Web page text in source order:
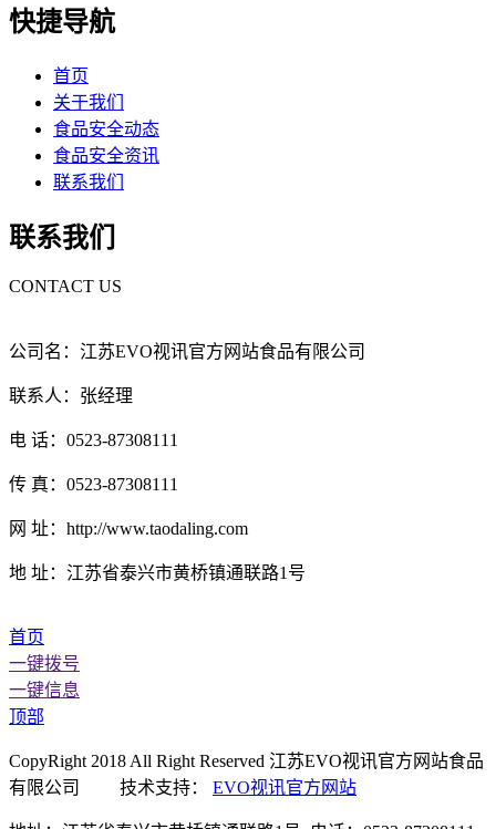
快捷导航
首页
关于我们
食品安全动态
食品安全资讯
联系我们
联系我们
CONTACT US
公司名：江苏EVO视讯官方网站食品有限公司
联系人：张经理
电 话：0523-87308111
传 真：0523-87308111
网 址：http://www.taodaling.com
地 址：江苏省泰兴市黄桥镇通联路1号
首页
一键拨号
一键信息
顶部
CopyRight 2018 All Right Reserved 江苏EVO视讯官方网站食品
有限公司 技术支持： EVO视讯官方网站